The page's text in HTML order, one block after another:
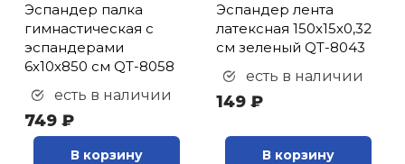
Эспандер палка
гимнастическая с
эспандерами
6х10х850 см QT-8058
есть в наличии
749 ₽
В корзину
Эспандер лента
латексная 150х15х0,32
см зеленый QT-8043
есть в наличии
149 ₽
В корзину